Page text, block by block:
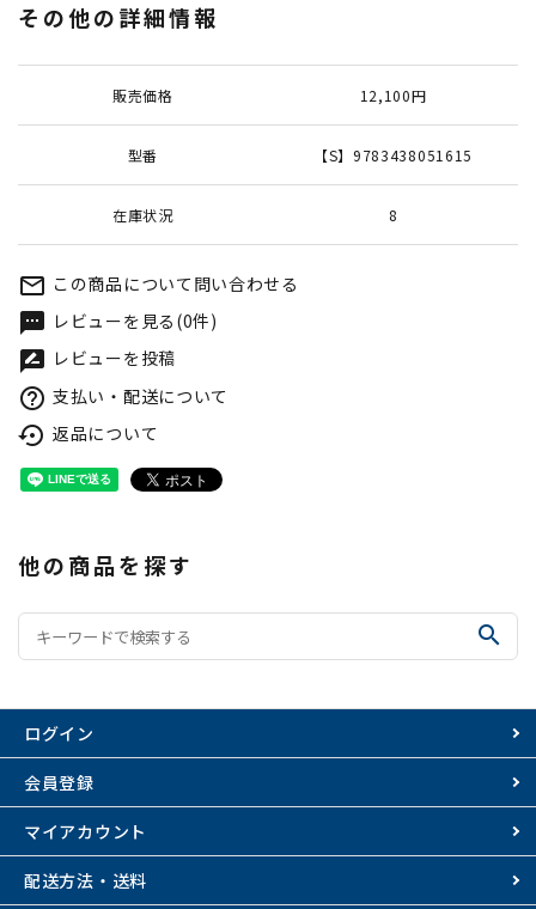
その他の詳細情報
販売価格 12,100円
型番 【S】9783438051615
在庫状況 8
mail_outline この商品について問い合わせる
textsms レビューを見る(0件)
rate_review レビューを投稿
help_outline 支払い・配送について
settings_backup_restore 返品について
他の商品を探す
search
ログイン
会員登録
マイアカウント
配送方法・送料